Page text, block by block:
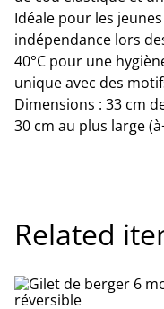
Idéale pour les
indépendance lors
40°C pour une
unique avec des
Dimensions : 33 cm
30 cm au plus large
Related